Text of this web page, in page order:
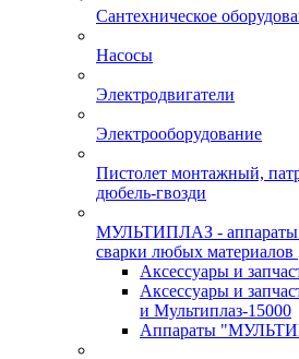
Сантехническое
Насосы
Электродвигатели
Электрооборудование
Пистолет монтажный,
дюбель-гвозди
МУЛЬТИПЛАЗ - аппараты
сварки любых материалов
Аксессуары и
Аксессуары и
и Мультиплаз-15000
Аппараты